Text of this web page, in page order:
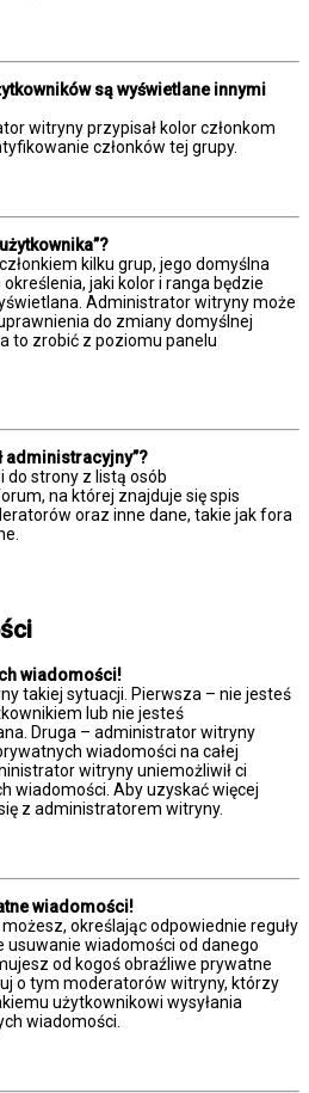
są wyświetlane innymi
witryny przypisał kolor członkom
członków tej grupy.
kilku grup, jego domyślna
jaki kolor i ranga będzie
Administrator witryny może
do zmiany domyślnej
to zrobić z poziomu panelu
administracyjny”?
do strony z listą osób
na której znajduje się spis
oraz inne dane, takie jak fora
wiadomości!
takiej sytuacji. Pierwsza – nie jesteś
lub nie jesteś
Druga – administrator witryny
wiadomości na całej
witryny uniemożliwił ci
wiadomości. Aby uzyskać więcej
z administratorem witryny.
wiadomości!
określając odpowiednie reguły
wiadomości od danego
od kogoś obraźliwe prywatne
o tym moderatorów witryny, którzy
użytkownikowi wysyłania
wiadomości.